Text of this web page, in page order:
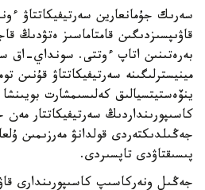
سەرىك جۇمانعارين سەرتيفيكاتتاۋ
قاۋىپسىزدىگىن قامتاماسىز ەتۋدىڭ
بەرەتىنىن اتاپ ءوتتى. سونداي-اق
مينيسترلىگىنە سەرتيفيكاتتاۋ قۇنىن
ينۆەستيتسيالىق كەلىسىمشارت
كاسىپورىنداردىڭ سەرتيفيكاتتار
جەڭىلدىكتەردى قولدانۋ مەرزىمىن
پىسىقتاۋدى تاپسىردى.
جەڭىل ونەركاسىپ كاسىپورىندارى